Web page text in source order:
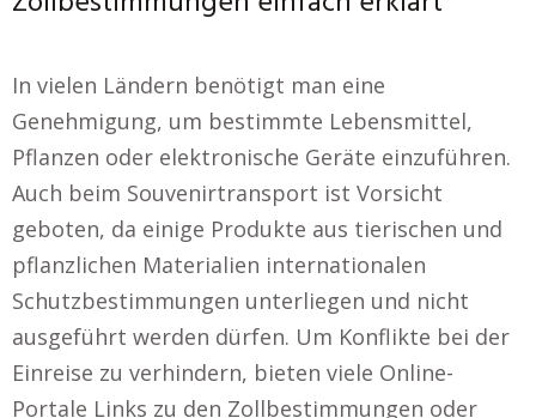
In vielen Ländern benötigt man eine
Genehmigung, um bestimmte Lebensmittel,
Pflanzen oder elektronische Geräte einzuführen.
Auch beim Souvenirtransport ist Vorsicht
geboten, da einige Produkte aus tierischen und
pflanzlichen Materialien internationalen
Schutzbestimmungen unterliegen und nicht
ausgeführt werden dürfen. Um Konflikte bei der
Einreise zu verhindern, bieten viele Online-
Portale Links zu den Zollbestimmungen oder